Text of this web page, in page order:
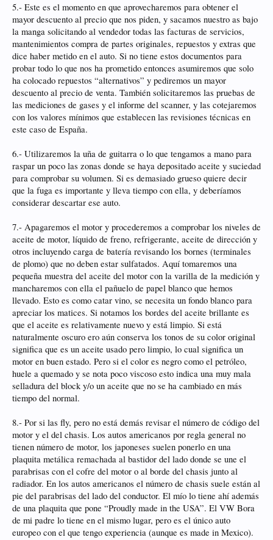
5.- Este es el momento en que aprovecharemos para obtener el
mayor descuento al precio que nos piden, y sacamos nuestro as bajo
la manga solicitando al vendedor todas las facturas de servicios,
mantenimientos compra de partes originales, repuestos y extras que
dice haber metido en el auto. Si no tiene estos documentos para
probar todo lo que nos ha prometido entonces asumiremos que solo
ha colocado repuestos “alternativos” y pediremos un mayor
descuento al precio de venta. También solicitaremos las pruebas de
las mediciones de gases y el informe del scanner, y las cotejaremos
con los valores mínimos que establecen las revisiones técnicas en
este caso de España.
6.- Utilizaremos la uña de guitarra o lo que tengamos a mano para
raspar un poco las zonas donde se haya depositado aceite y suciedad
para comprobar su volumen. Si es demasiado grueso quiere decir
que la fuga es importante y lleva tiempo con ella, y deberíamos
considerar descartar ese auto.
7.- Apagaremos el motor y procederemos a comprobar los niveles de
aceite de motor, líquido de freno, refrigerante, aceite de dirección y
otros incluyendo carga de batería revisando los bornes (terminales
de plomo) que no deben estar sulfatados. Aquí tomaremos una
pequeña muestra del aceite del motor con la varilla de la medición y
mancharemos con ella el pañuelo de papel blanco que hemos
llevado. Esto es como catar vino, se necesita un fondo blanco para
apreciar los matices. Si notamos los bordes del aceite brillante es
que el aceite es relativamente nuevo y está limpio. Si está
naturalmente oscuro ero aún conserva los tonos de su color original
significa que es un aceite usado pero limpio, lo cual significa un
motor en buen estado. Pero si el color es negro como el petróleo,
huele a quemado y se nota poco viscoso esto indica una muy mala
selladura del block y/o un aceite que no se ha cambiado en más
tiempo del normal.
8.- Por si las fly, pero no está demás revisar el número de código del
motor y el del chasis. Los autos americanos por regla general no
tienen número de motor, los japoneses suelen ponerlo en una
plaquita metálica remachada al bastidor del lado donde se une el
parabrisas con el cofre del motor o al borde del chasis junto al
radiador. En los autos americanos el número de chasis suele están al
pie del parabrisas del lado del conductor. El mío lo tiene ahí además
de una plaquita que pone “Proudly made in the USA”. El VW Bora
de mi padre lo tiene en el mismo lugar, pero es el único auto
europeo con el que tengo experiencia (aunque es made in Mexico).